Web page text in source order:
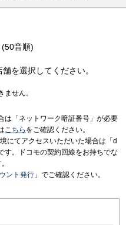
音順)
を選択してください。
せん。
は「ネットワーク暗証番号」が必要
こちら をご確認ください。
にてアクセスいただいた場合は「d
す。ドコモの契約回線をお持ちでな
ント発行 」でご確認ください。